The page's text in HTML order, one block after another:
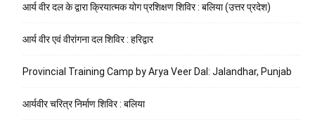
आर्य वीर दल के द्वारा क्रियात्मक योग प्रशिक्षण शिविर : बलिया (उत्तर प्रदेश)
आर्य वीर एवं वीरांगना दल शिविर : हरिद्वार
Provincial Training Camp by Arya Veer Dal: Jalandhar, Punjab
आर्यवीर चरित्र निर्माण शिविर : बलिया